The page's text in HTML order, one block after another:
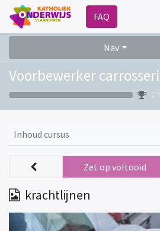
FAQ
Nav
Voorbewerker
0
Inhoud cursus
krachtlijnen
Zet op voltooid